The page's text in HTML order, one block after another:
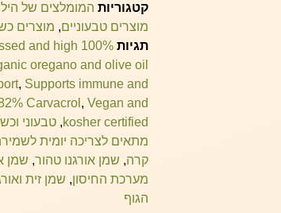
קטגוריות המומלצים של
מוצרים טבעוניים, מוצרים
תגיות 100% natural essential oil with Carvacrol
and high
oregano and olive oil
, Supports immune and
Carvacrol , Vegan and
kosher certified
, טבעוני
מתאים לצריכה יומית
קרה, שמן אורגנו טהור, שמן
מערכת החיסון, שמן זית
הגוף